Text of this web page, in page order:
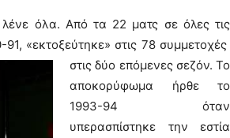
όλα. Από τα 22 ματς σε όλες τις
«εκτοξεύτηκε» στις 78 συμμετοχές
στις δύο επόμενες σεζόν. Το
αποκορύφωμα ήρθε το
1993-94 όταν
υπερασπίστηκε την εστία